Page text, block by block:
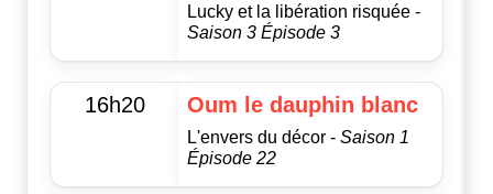
Lucky et la libération risquée -
Saison 3 Épisode 3
16h20 Oum le dauphin blanc
L'envers du décor - Saison 1
Épisode 22